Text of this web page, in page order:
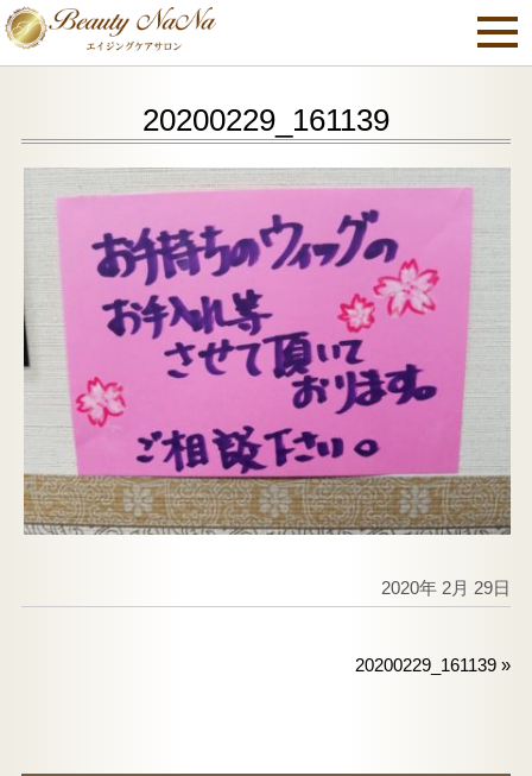
20200229_161139
2020年 2月 29日
20200229_161139 »